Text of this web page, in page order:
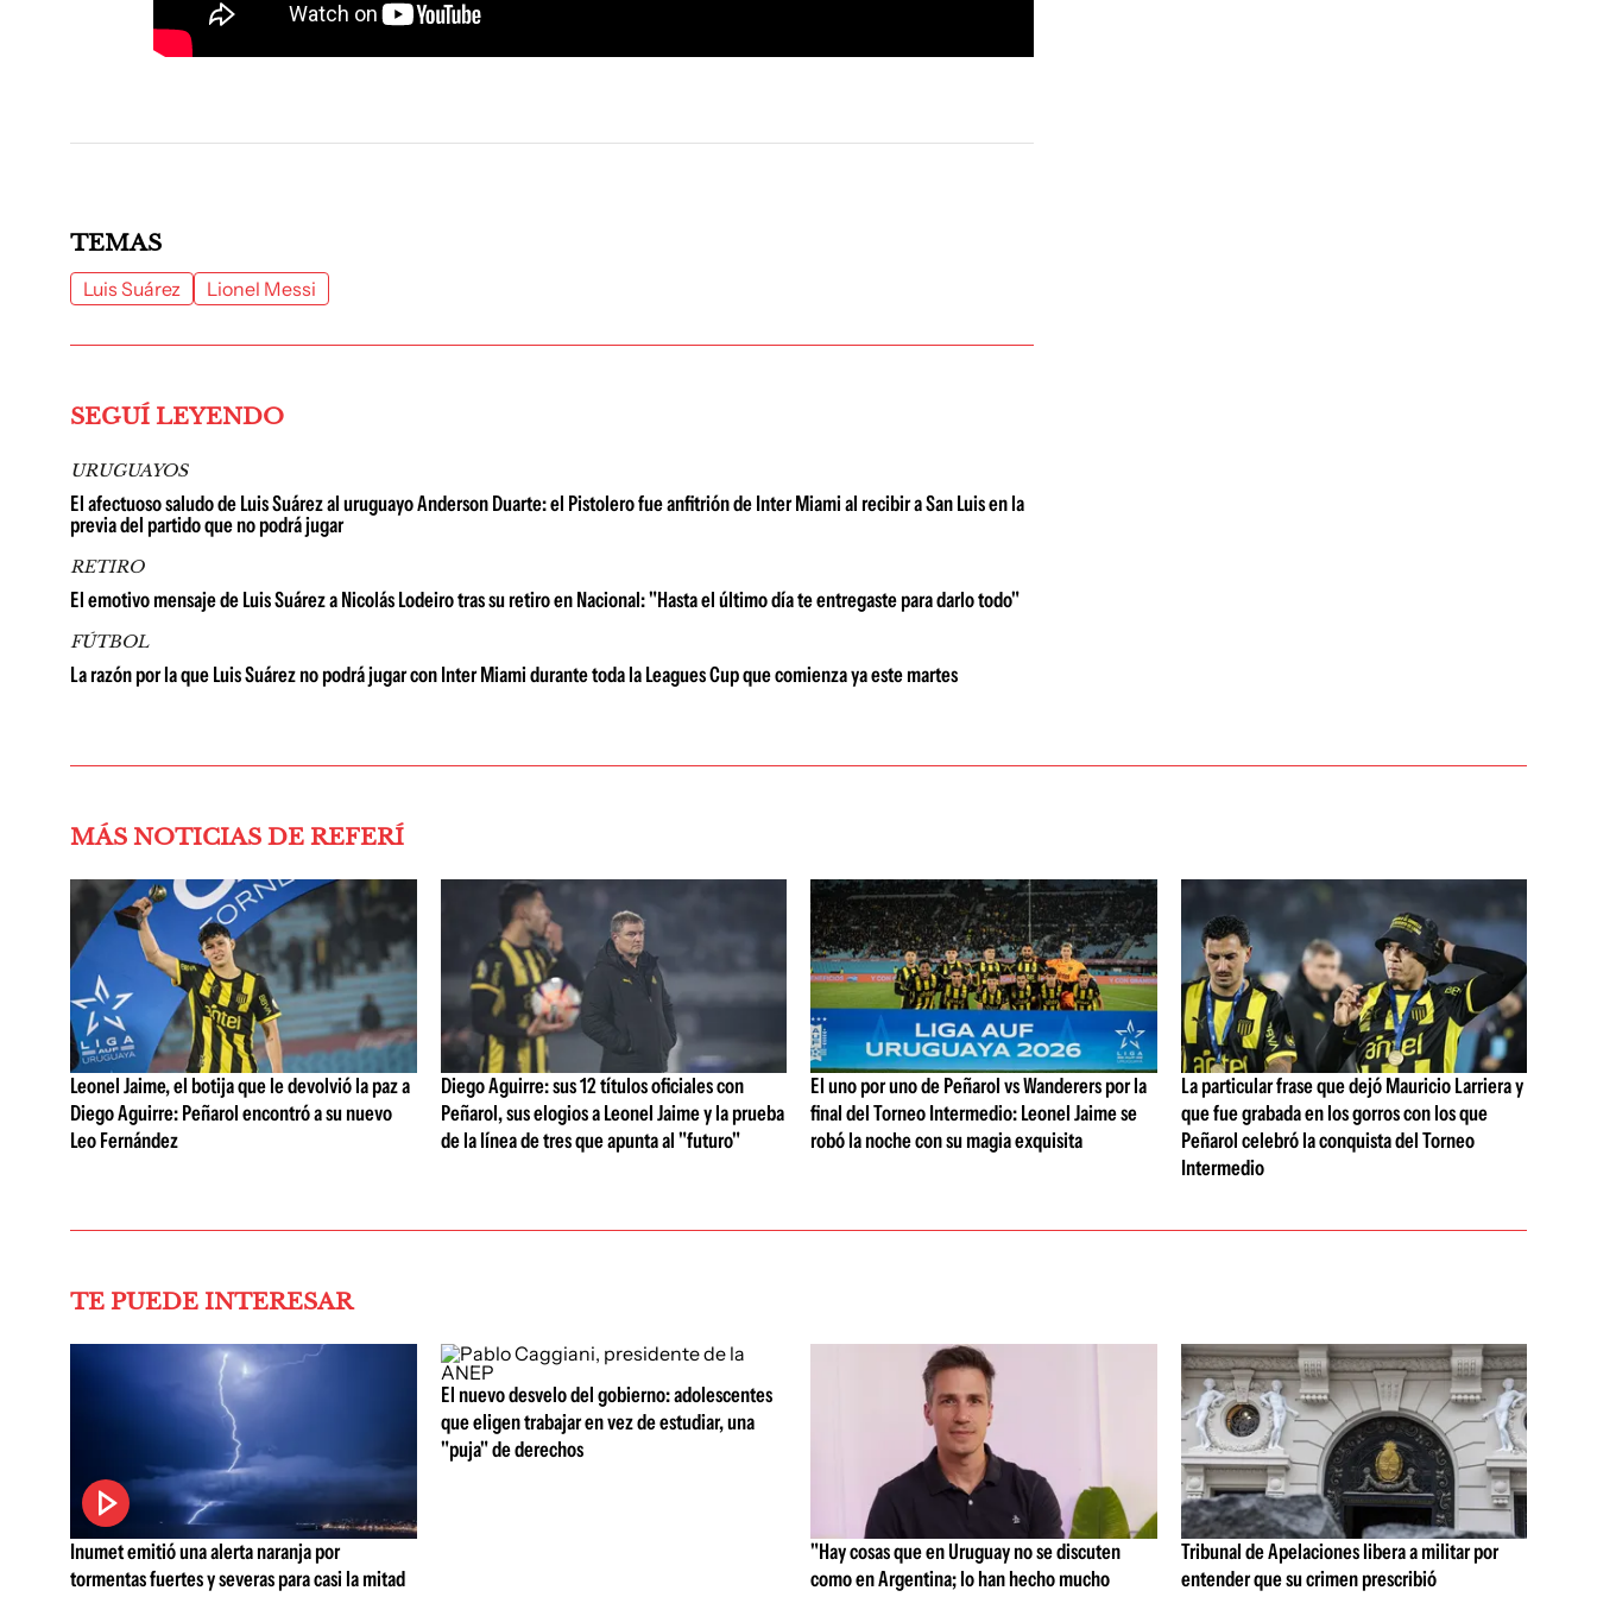
TEMAS
Luis Suárez Lionel Messi
SEGUÍ LEYENDO
URUGUAYOS
El afectuoso saludo de Luis Suárez al uruguayo Anderson Duarte: el Pistolero fue anfitrión de Inter Miami al recibir a San Luis en la
previa del partido que no podrá jugar
RETIRO
El emotivo mensaje de Luis Suárez a Nicolás Lodeiro tras su retiro en Nacional: "Hasta el último día te entregaste para darlo todo"
FÚTBOL
La razón por la que Luis Suárez no podrá jugar con Inter Miami durante toda la Leagues Cup que comienza ya este martes
MÁS NOTICIAS DE REFERÍ
Leonel Jaime, el botija que le devolvió la paz a
Diego Aguirre: Peñarol encontró a su nuevo
Leo Fernández
Diego Aguirre: sus 12 títulos oficiales con
Peñarol, sus elogios a Leonel Jaime y la prueba
de la línea de tres que apunta al "futuro"
El uno por uno de Peñarol vs Wanderers por la
final del Torneo Intermedio: Leonel Jaime se
robó la noche con su magia exquisita
La particular frase que dejó Mauricio Larriera y
que fue grabada en los gorros con los que
Peñarol celebró la conquista del Torneo
Intermedio
TE PUEDE INTERESAR
Inumet emitió una alerta naranja por
tormentas fuertes y severas para casi la mitad
El nuevo desvelo del gobierno: adolescentes
que eligen trabajar en vez de estudiar, una
"puja" de derechos
"Hay cosas que en Uruguay no se discuten
como en Argentina; lo han hecho mucho
Tribunal de Apelaciones libera a militar por
entender que su crimen prescribió